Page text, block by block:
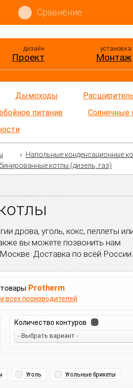
Сравнение
дизайн
Проект
установка
Монтаж
Дымоходы
питание
Солнечные
Напольные конденсационные
котлы (дизель, газ)
дрова, уголь, кокс, пеллеты
вы можете позвонить нам
Доставка по всей России.
Protherm
всех производителей
Количество контуров
- Выбрать вариант -
Уголь Угольные брикеты